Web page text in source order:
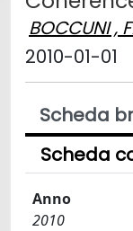
BOCCUNI ,
2010-01-01
Scheda
Scheda
Anno
2010